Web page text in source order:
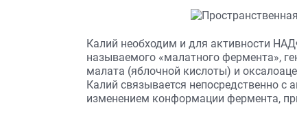
Калий необходим и для активности
называемого «малатного фермента»,
малата (яблочной кислоты) и
Калий связывается непосредственно
изменением конформации фермента,